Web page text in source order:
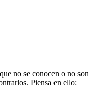
no se conocen o no son
Piensa en ello: